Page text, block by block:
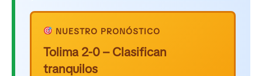
NUESTRO PRONÓSTICO
Tolima 2-0 – Clasifican
tranquilos